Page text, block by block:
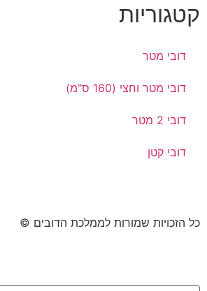
קטגוריות
דובי מטר
דובי מטר וחצי (160 ס"מ)
דובי 2 מטר
דובי קטן
כל הזכויות שמורות לממלכת הדובים ©​